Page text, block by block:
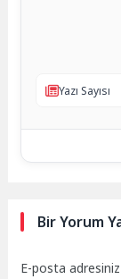
Yazı Sayısı
Bir Yorum
E-posta